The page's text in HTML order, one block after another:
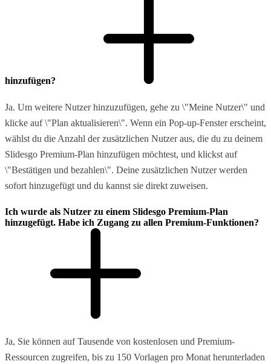
hinzufügen?
Ja. Um weitere Nutzer hinzuzufügen, gehe zu \"Meine Nutzer\" und
klicke auf \"Plan aktualisieren\". Wenn ein Pop-up-Fenster erscheint,
wählst du die Anzahl der zusätzlichen Nutzer aus, die du zu deinem
Slidesgo Premium-Plan hinzufügen möchtest, und klickst auf
\"Bestätigen und bezahlen\". Deine zusätzlichen Nutzer werden
sofort hinzugefügt und du kannst sie direkt zuweisen.
Ich wurde als Nutzer zu einem Slidesgo Premium-Plan
hinzugefügt. Habe ich Zugang zu allen Premium-Funktionen?
Ja, Sie können auf Tausende von kostenlosen und Premium-
Ressourcen zugreifen, bis zu 150 Vorlagen pro Monat herunterladen